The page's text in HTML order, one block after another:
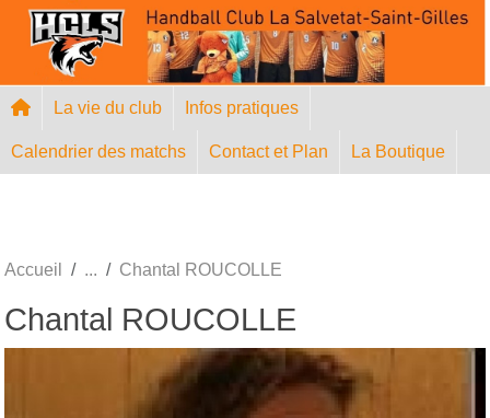
La vie du club Infos pratiques
Calendrier des matchs Contact et Plan La Boutique
Accueil Chantal ROUCOLLE
Chantal ROUCOLLE
Panneau de gestion des cookies